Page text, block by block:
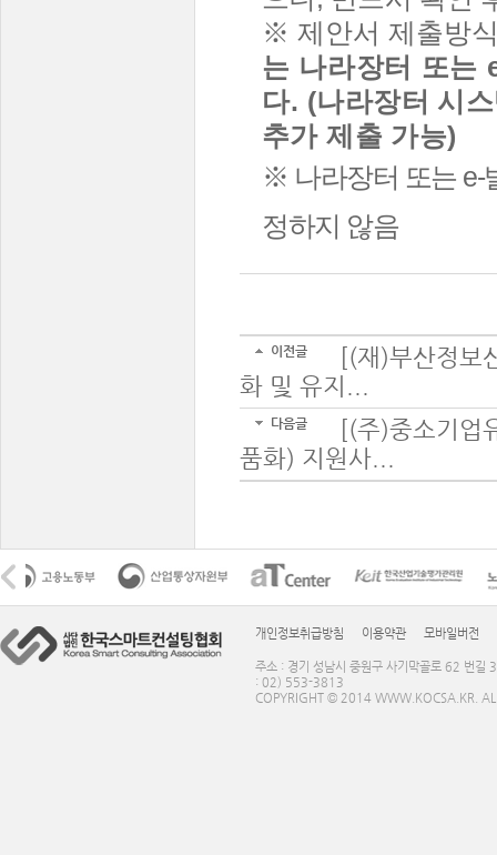
※ 제안서 제출방
는 나라장터 또는
다. (나라장터 시
추가 제출 가능)
※ 나라장터 또는 e-
정하지 않음
이전글
[(재)부산정보
화 및 유지...
다음글
[(주)중소기업
품화) 지원사...
개인정보취급방침 이용약관 모바일버전
주소 : 경기 성남시 중원구 사기막골로 62 번
: 02) 553-3813
COPYRIGHT © 2014 WWW.KOCSA.KR.